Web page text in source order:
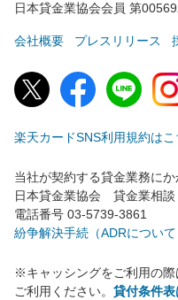
日本貸金業協会会員 第
会社概要 プレスリリース
楽天カードSNS利用規約はこ
当社が契約する貸金業務に
日本貸金業協会 貸金業相談
電話番号 03-5739-3861
紛争解決手続（ADRについて
※キャッシングをご利用の
ご利用ください。 貸付条件